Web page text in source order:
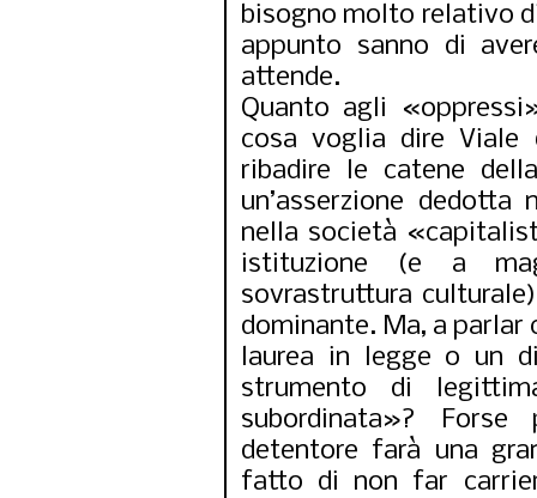
bisogno molto relativo
appunto sanno di
attende.
Quanto agli
cosa voglia dire Viale
ribadire le catene
un’asserzione
nella società
istituzione (e a
sovrastruttura
dominante. Ma, a parlar
laurea in legge o un
strumento di
subordinata»?
detentore farà una
fatto di non far